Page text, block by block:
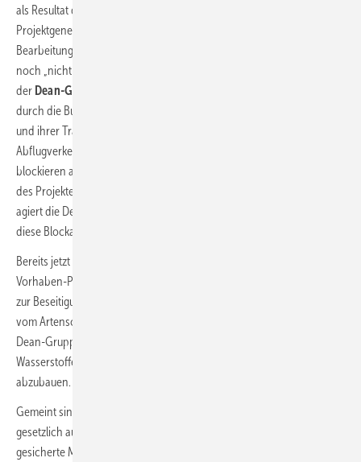
als Resultat daraus an, dass sich der Stau in den Behörden bei
Projektgenehmigungen aufgelöst hat. Allerdings werde das
Bearbeitungstempo bei neuen Genehmigungsanträgen auch 2022
noch „nicht deutlich schneller“ sein, vermutet der Geschäftsführer
der Dean-Gruppe
durch die Bundeswehr, die Störungen ihrer Luftraumüberwachung
und ihrer Trainingsflüge fürchtet, oder mit Bannzonen um die An- und
Abflugverkehr überwachenden Drehfunkfeuer an Flughäfen
blockieren auch im neuen Jahr die Projektentwicklungen aus Sicht
des Projektentwicklers aus Neustadt am Rübenberge. Seit Jahren
agiert die Dean-Gruppe als Initiatorin einer Brancheninitiative gegen
diese Blockade.
Bereits jetzt hat die Dean-Gruppe einige Repowering-Projekte in ihrer
Vorhaben-Pipeline, wie Jäger-Bloh betont. Er sieht diese allerdings bis
zur Beseitigung rechtlicher Hürden durch die neue Bundesregierung
vom Artenschutz und von Hubschraubertiefflugzonen blockiert. Die
Dean-Gruppe erwäge daher nun, Altanlagen zunächst mit
Wasserstoffelektrolyse zu verbinden, statt sie schon jetzt ganz
abzubauen.
Gemeint sind mehr als 20 Jahre alte Windturbinen, die seit 2021 ihre
gesetzlich auf diesen Zeitraum beschränkte, bisher vom EEG
gesicherte Mindestvergütung verlieren. Jährlich fallen damit